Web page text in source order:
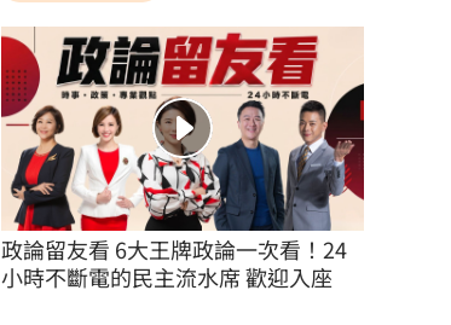
政論留友看 6大王牌政論一次看！24
小時不斷電的民主流水席 歡迎入座